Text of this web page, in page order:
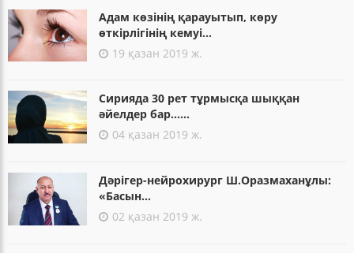
Адам көзінің қарауытып, көру
өткірлігінің кемуі...
19 қазан 2019 ж.
Сирияда 30 рет тұрмысқа шыққан
әйелдер бар......
04 қазан 2019 ж.
Дәрігер-нейрохирург Ш.Оразмаханұлы:
«Басын...
02 қазан 2019 ж.